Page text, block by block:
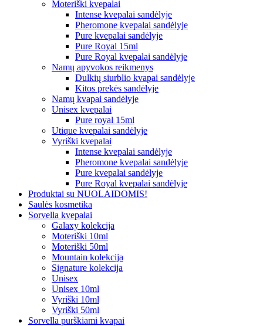
Moteriški kvepalai
Intense kvepalai sandėlyje
Pheromone kvepalai sandėlyje
Pure kvepalai sandėlyje
Pure Royal 15ml
Pure Royal kvepalai sandėlyje
Namų apyvokos reikmenys
Dulkių siurblio kvapai sandėlyje
Kitos prekės sandėlyje
Namų kvapai sandėlyje
Unisex kvepalai
Pure royal 15ml
Utique kvepalai sandėlyje
Vyriški kvepalai
Intense kvepalai sandėlyje
Pheromone kvepalai sandėlyje
Pure kvepalai sandėlyje
Pure Royal kvepalai sandėlyje
Produktai su NUOLAIDOMIS!
Saulės kosmetika
Sorvella kvepalai
Galaxy kolekcija
Moteriški 10ml
Moteriški 50ml
Mountain kolekcija
Signature kolekcija
Unisex
Unisex 10ml
Vyriški 10ml
Vyriški 50ml
Sorvella purškiami kvapai